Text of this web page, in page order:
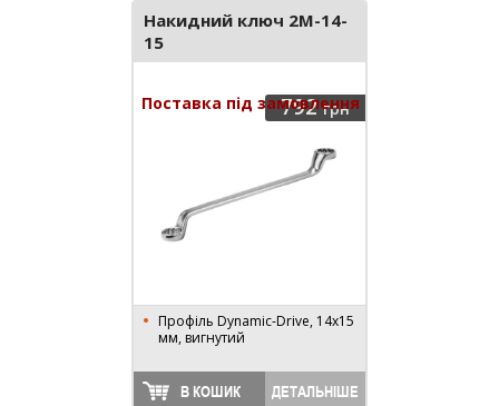
Накидний ключ 2M-14-
15
792грн
Поставка під замовлення
Профіль Dynamic-Drive, 14x15
мм, вигнутий
В КОШИК ДЕТАЛЬНІШЕ